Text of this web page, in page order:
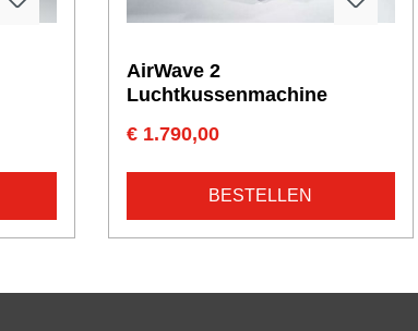
AirWave 2
Luchtkussenmachine
€ 1.790,00
BESTELLEN